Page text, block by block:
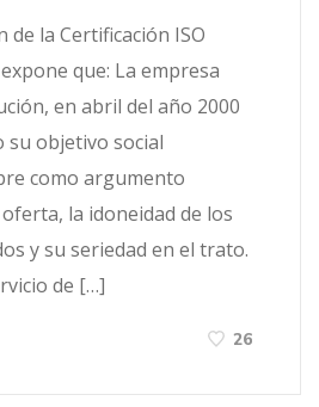
de la Certificación ISO
que: La empresa
en abril del año 2000
su objetivo social
como argumento
la idoneidad de los
y su seriedad en el trato.
de […]
26